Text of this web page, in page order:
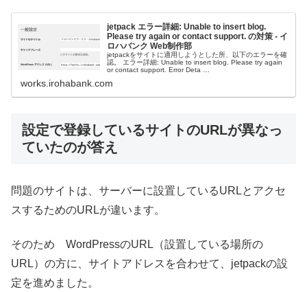
jetpack エラー詳細: Unable to insert blog.
Please try again or contact support. の対策 - イ
ロハバンク Web制作部
jetpackをサイトに適用しようとした所、以下のエラーを確
認。 エラー詳細: Unable to insert blog. Please try again
or contact support. Error Deta …
works.irohabank.com
設定で登録しているサイトのURLが異なっ
ていたのが答え
問題のサイトは、サーバーに設置しているURLとアクセ
スするためのURLが違います。
そのため WordPressのURL（設置している場所の
URL）の方に、サイトアドレスを合わせて、jetpackの設
定を進めました。